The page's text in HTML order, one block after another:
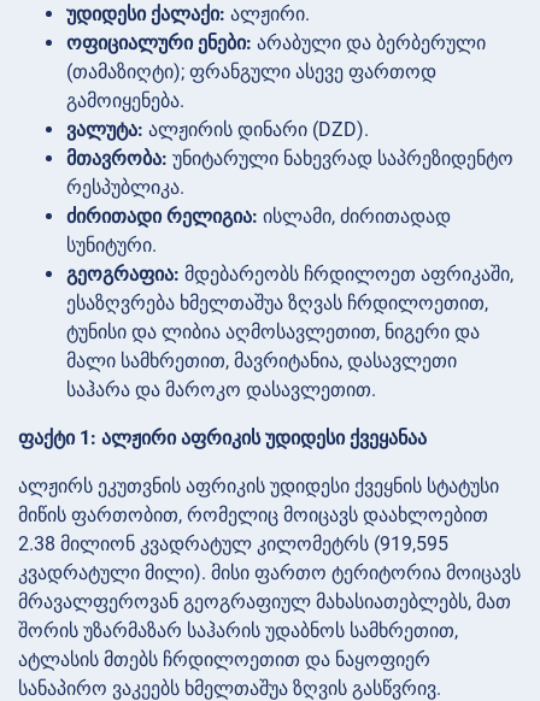
უდიდესი ქალაქი: ალჟირი.
ოფიციალური ენები: არაბული და ბერბერული
(თამაზიღტი); ფრანგული ასევე ფართოდ
გამოიყენება.
ვალუტა: ალჟირის დინარი (DZD).
მთავრობა: უნიტარული ნახევრად საპრეზიდენტო
რესპუბლიკა.
ძირითადი რელიგია: ისლამი, ძირითადად
სუნიტური.
გეოგრაფია: მდებარეობს ჩრდილოეთ აფრიკაში,
ესაზღვრება ხმელთაშუა ზღვას ჩრდილოეთით,
ტუნისი და ლიბია აღმოსავლეთით, ნიგერი და
მალი სამხრეთით, მავრიტანია, დასავლეთი
საჰარა და მაროკო დასავლეთით.
ფაქტი 1: ალჟირი აფრიკის უდიდესი ქვეყანაა
ალჟირს ეკუთვნის აფრიკის უდიდესი ქვეყნის სტატუსი
მიწის ფართობით, რომელიც მოიცავს დაახლოებით
2.38 მილიონ კვადრატულ კილომეტრს (919,595
კვადრატული მილი). მისი ფართო ტერიტორია მოიცავს
მრავალფეროვან გეოგრაფიულ მახასიათებლებს, მათ
შორის უზარმაზარ საჰარის უდაბნოს სამხრეთით,
ატლასის მთებს ჩრდილოეთით და ნაყოფიერ
სანაპირო ვაკეებს ხმელთაშუა ზღვის გასწვრივ.